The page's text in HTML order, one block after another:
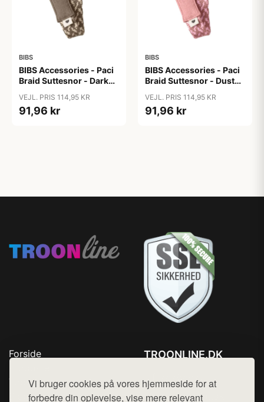
Vi bruger cookies på vores hjemmeside for at
forbedre din oplevelse, vise mere relevant
BIBS
BIBS Accessories - Paci
Braid Suttesnor - Dark
VEJL. PRIS 114,95 KR
91,96 kr
BIBS
BIBS Accessories - Paci
Braid Suttesnor - Dusty
VEJL. PRIS 114,95 KR
91,96 kr
Forside
Top Rabatter
Blog
TROONLINE.DK
Mail: hej@want.dk